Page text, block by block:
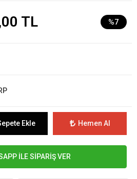
TL %7
Ekle Hemen Al
İLE SİPARİŞ VER